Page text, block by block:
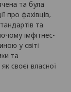
та була
про фахівців,
та
імфітнес-
у світі
та
своєї власної